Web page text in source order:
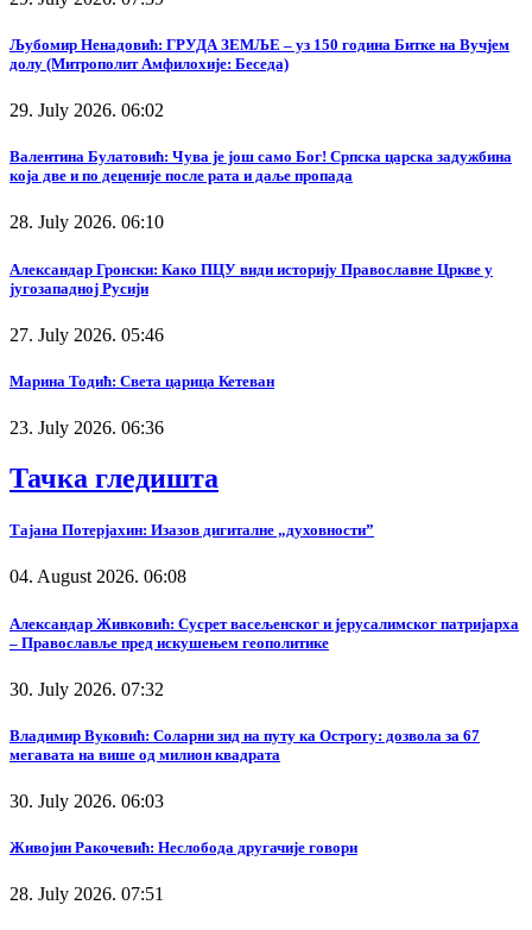
Љубомир Ненадовић: ГРУДА ЗЕМЉЕ – уз 150 година Битке на Вучјем
долу (Митрополит Амфилохије: Беседа)
29. July 2026. 06:02
Валентина Булатовић: Чува је још само Бог! Српска царска задужбина
која две и по деценије после рата и даље пропада
28. July 2026. 06:10
Александар Гронски: Како ПЦУ види историју Православне Цркве у
југозападној Русији
27. July 2026. 05:46
Марина Тодић: Света царица Кетеван
23. July 2026. 06:36
Тачка гледишта
Тајана Потерјахин: Изазов дигиталне „духовности”
04. August 2026. 06:08
Александар Живковић: Сусрет васељенског и јерусалимског патријарха
– Православље пред искушењем геополитике
30. July 2026. 07:32
Владимир Вуковић: Соларни зид на путу ка Острогу: дозвола за 67
мегавата на више од милион квадрата
30. July 2026. 06:03
Живојин Ракочевић: Неслобода другачије говори
28. July 2026. 07:51